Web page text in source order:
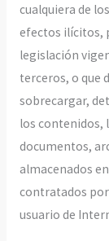
cualquiera de
efectos ilícitos,
legislación
terceros, o que
sobrecargar,
los contenidos,
documentos,
almacenados
contratados
usuario de